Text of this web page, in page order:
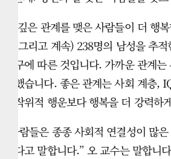
더 깊은 관계를 맺은 사람들이 더 행
안(그리고 계속) 238명의 남성을 추
연구에 따른 것입니다. 가까운 관계
강했습니다. 좋은 관계는 사회 계층,
무작위적 행운보다 행복을 더 강력하
“사람들은 종종 사회적 연결성이 많
든다고 말합니다.” 오 교수는 말합니